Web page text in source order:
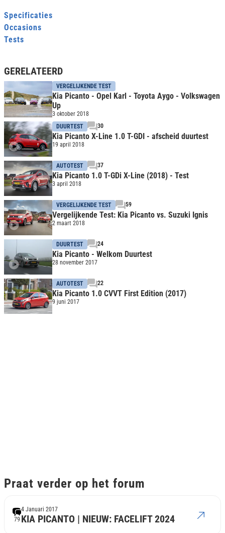
Specificaties
Occasions
Tests
GERELATEERD
VERGELIJKENDE TEST
Kia Picanto - Opel Karl - Toyota Aygo - Volkswagen
Up
3 oktober 2018
DUURTEST
30
Kia Picanto X-Line 1.0 T-GDI - afscheid duurtest
19 april 2018
AUTOTEST 37
Kia Picanto 1.0 T-GDi X-Line (2018) - Test
3 april 2018
VERGELIJKENDE TEST 59
Vergelijkende Test: Kia Picanto vs. Suzuki Ignis
2 maart 2018
DUURTEST 24
Kia Picanto - Welkom Duurtest
28 november 2017
AUTOTEST 22
Kia Picanto 1.0 CVVT First Edition (2017)
9 juni 2017
Praat verder op het forum
79 KIA PICANTO | NIEUW: FACELIFT 2024
4 Januari 2017